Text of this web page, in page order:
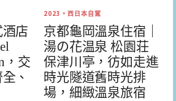
店
，交
、
2023。西日本自駕
京都龜岡溫泉住宿｜
湯の花温泉 松園荘
保津川亭，彷如走進
時光隧道舊時光排
場，細緻溫泉旅宿